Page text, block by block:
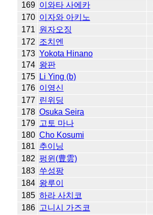
169 이와타 사에카
170 이자와 아키노
171 원자오징
172 조치엔
173 Yokota Hinano
174 왕판
175
Li Ying (b)
176 이영신
177
린위딩
178 Osuka Seira
179 고토 마나
180 Cho Kosumi
181 추이닝
182 펑윈(豊雲)
183 쑤성팡
184 왕루이
185 하라 사치코
186 고니시 가즈코